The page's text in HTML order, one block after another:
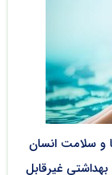
و سلامت انسان
غیرقابل